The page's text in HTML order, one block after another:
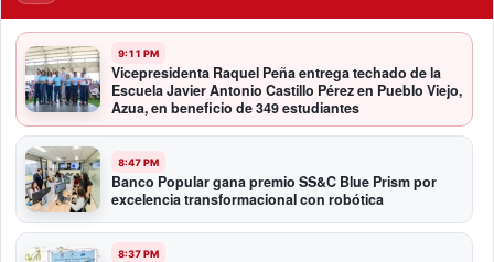
9:11 PM
Vicepresidenta Raquel Peña entrega techado de la
Escuela Javier Antonio Castillo Pérez en Pueblo Viejo,
Azua, en beneficio de 349 estudiantes
8:47 PM
Banco Popular gana premio SS&C Blue Prism por
excelencia transformacional con robótica
8:37 PM